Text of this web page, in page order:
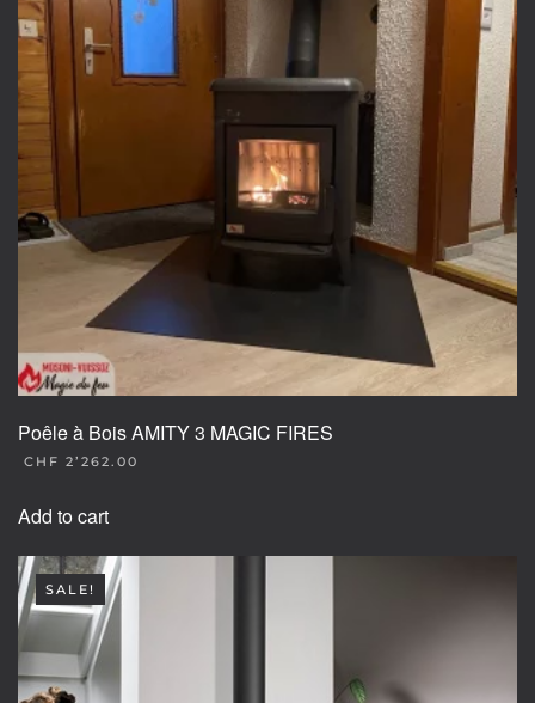
options
be
product
page
Poêle à Bois AMITY 3 MAGIC FIRES
CHF 2’262.00
Add to cart
SALE!